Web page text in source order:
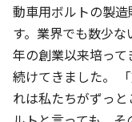
動車用ボルトの製
す。業界でも数少
年の創業以来培っ
続けてきました。
れは私たちがずっ